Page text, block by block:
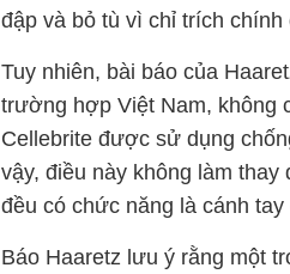
đập và bỏ tù vì chỉ trích
Tuy nhiên, bài báo của
trường hợp Việt Nam, không
Cellebrite được sử dụng
vậy, điều này không làm
đều có chức năng là cánh tay
Báo Haaretz lưu ý rằng một